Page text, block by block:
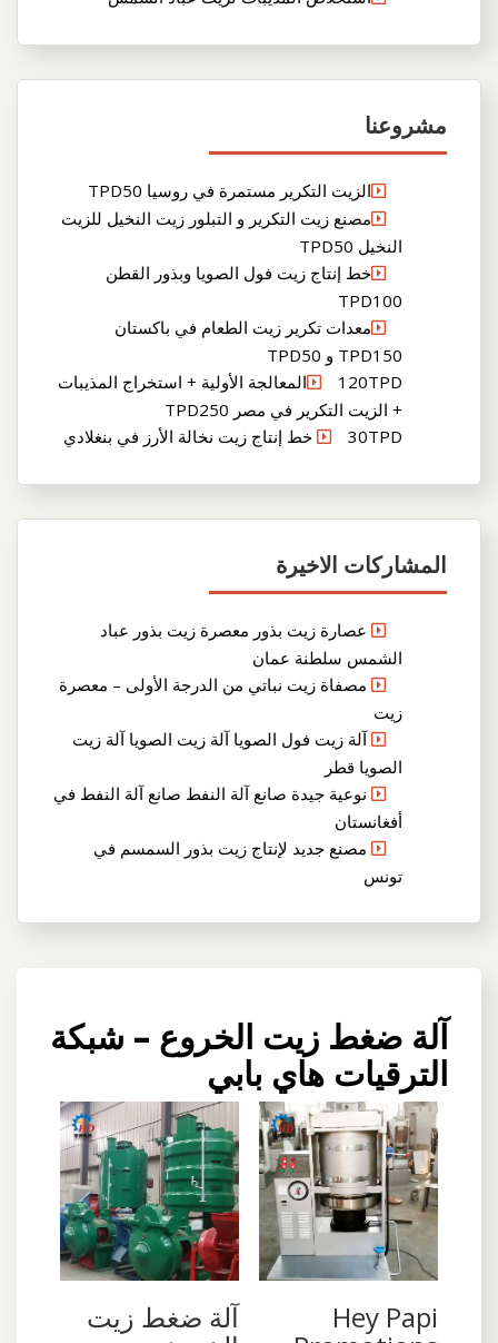
مشروعنا
الزيت التكرير مستمرة في روسيا TPD50
مصنع زيت التكرير و التبلور زيت النخيل للزيت
النخيل TPD50
خط إنتاج زيت فول الصويا وبذور القطن
TPD100
معدات تكرير زيت الطعام في باكستان
TPD150 و TPD50
120TPDالمعالجة الأولية + استخراج المذيبات
+ الزيت التكرير في مصر TPD250
30TPD خط إنتاج زيت نخالة الأرز في بنغلادي
المشاركات الاخيرة
عصارة زيت بذور معصرة زيت بذور عباد
الشمس سلطنة عمان
مصفاة زيت نباتي من الدرجة الأولى – معصرة
زيت
آلة زيت فول الصويا آلة زيت الصويا آلة زيت
الصويا قطر
نوعية جيدة صانع آلة النفط صانع آلة النفط في
أفغانستان
مصنع جديد لإنتاج زيت بذور السمسم في
تونس
آلة ضغط زيت الخروع – شبكة
الترقيات هاي بابي
Hey Papi آلة ضغط زيت